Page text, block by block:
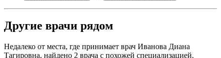
Другие врачи рядом
Недалеко от места, где принимает врач Иванова Диана
Тагировна, найдено 2 врача с похожей специализацией.